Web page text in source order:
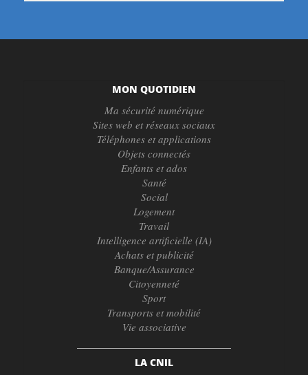
MON QUOTIDIEN
Ma sécurité numérique
Sites web et réseaux sociaux
Téléphones et applications
Objets connectés
Enfants et ados
Santé
Social
Logement
Travail
Intelligence artificielle (IA)
Achats et publicité
Banque/Assurance
Citoyenneté
Sport
Transports et mobilité
Vie associative
LA CNIL